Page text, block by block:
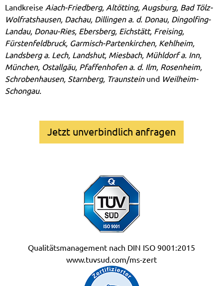
Landkreise Aiach-Friedberg, Altötting, Augsburg, Bad Tölz-
Wolfratshausen, Dachau, Dillingen a. d. Donau, Dingolfing-
Landau, Donau-Ries, Ebersberg, Eichstätt, Freising,
Fürstenfeldbruck, Garmisch-Partenkirchen, Kehlheim,
Landsberg a. Lech, Landshut, Miesbach, Mühldorf a. Inn,
München, Ostallgäu, Pfaffenhofen a. d. Ilm, Rosenheim,
Schrobenhausen, Starnberg, Traunstein und Weilheim-
Schongau.
Jetzt unverbindlich anfragen
Qualitätsmanagement nach DIN ISO 9001:2015
www.tuvsud.com/ms-zert